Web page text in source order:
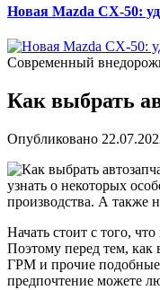
Новая Mazda CX-50:
Современный
Как выбрать
Опубликовано
узнать о некоторых
производства. А также
Начать стоит с того,
Поэтому перед тем, как
ГРМ и прочие подобные
предпочтение можете